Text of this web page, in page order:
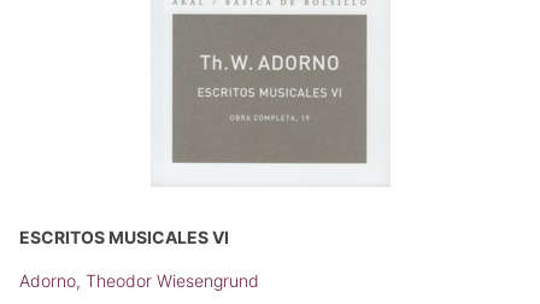
ESCRITOS MUSICALES VI
Adorno, Theodor Wiesengrund